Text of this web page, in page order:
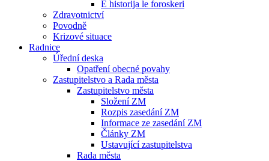
E historija le foroskeri
Zdravotnictví
Povodně
Krizové situace
Radnice
Úřední deska
Opatření obecné povahy
Zastupitelstvo a Rada města
Zastupitelstvo města
Složení ZM
Rozpis zasedání ZM
Informace ze zasedání ZM
Články ZM
Ustavující zastupitelstva
Rada města